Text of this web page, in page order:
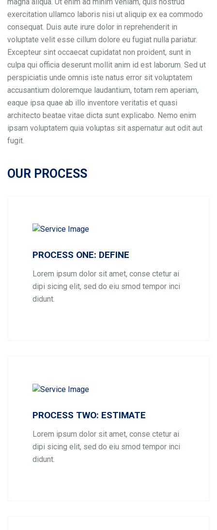
exercitation ullamco laboris nisi ut aliquip ex ea commodo
consequat. Duis aute irure dolor in reprehenderit in
voluptate velit esse cillum dolore eu fugiat nulla pariatur.
Excepteur sint occaecat cupidatat non proident, sunt in
culpa qui officia deserunt mollit anim id est laborum. Sed ut
perspiciatis unde omnis iste natus error sit voluptatem
accusantium doloremque laudantium, totam rem aperiam,
eaque ipsa quae ab illo inventore veritatis et quasi
architecto beatae vitae dicta sunt explicabo. Nemo enim
ipsam voluptatem quia voluptas sit aspernatur aut odit aut
fugit.
OUR PROCESS
PROCESS ONE: DEFINE
Lorem ipsum dolor sit amet, conse ctetur ai
dipi sicing elit, sed do eiu smod tempor inci
didunt.
PROCESS TWO: ESTIMATE
Lorem ipsum dolor sit amet, conse ctetur ai
dipi sicing elit, sed do eiu smod tempor inci
didunt.